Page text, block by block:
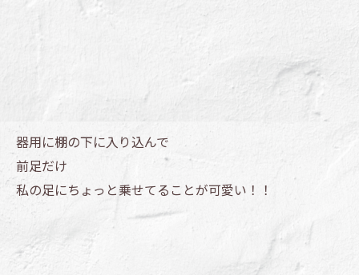
器用に棚の下に入り込んで
前足だけ
私の足にちょっと乗せてることが可愛い！！